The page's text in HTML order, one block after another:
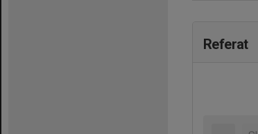
Referat